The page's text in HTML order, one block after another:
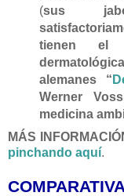
(sus
tienen el
alemanes “
Werner
medicina
MÁS
pinchando aquí.